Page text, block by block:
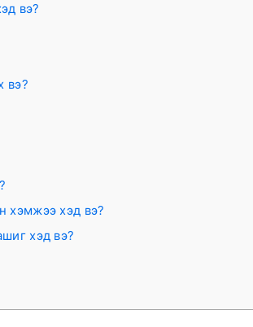
вэ?
вэ?
хэмжээ хэд вэ?
хэд вэ?